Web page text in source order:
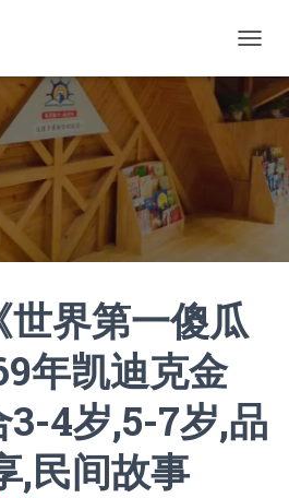
换
航
界第一傻瓜
年凯迪克金
4岁,5-7岁,品
,民间故事